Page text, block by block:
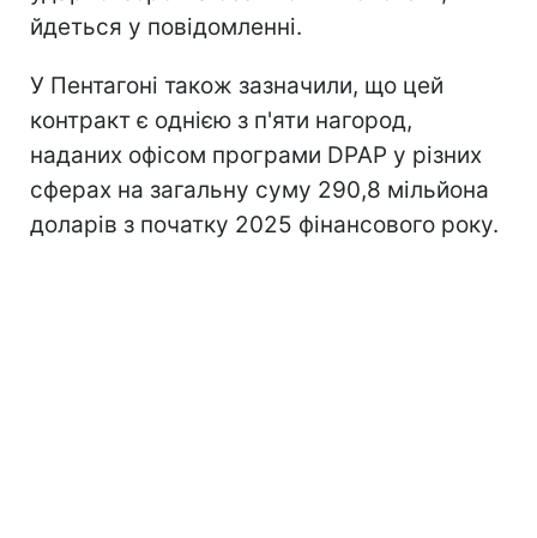
йдеться у повідомленні.
У Пентагоні також зазначили, що цей
контракт є однією з п'яти нагород,
наданих офісом програми DPAP у різних
сферах на загальну суму 290,8 мільйона
доларів з початку 2025 фінансового року.